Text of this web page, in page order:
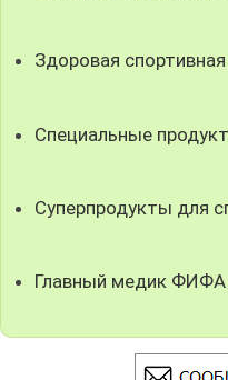
Здоровая
Специальные
Суперпродукты для
Главный медик